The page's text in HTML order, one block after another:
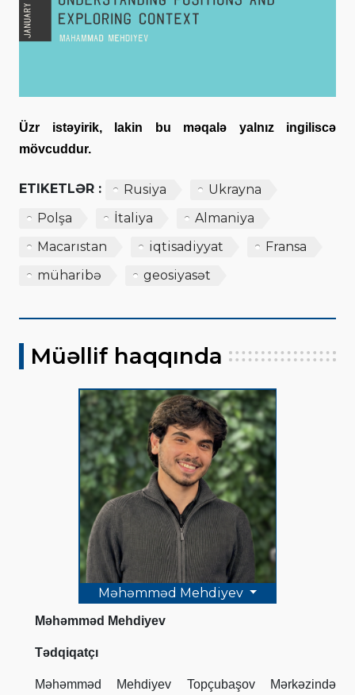
Üzr istəyirik, lakin bu məqalə yalnız ingiliscə
mövcuddur.
ETIKETLƏR : Rusiya
Ukrayna
Polşa
İtaliya
Almaniya
Macarıstan
iqtisadiyyat
Fransa
müharibə
geosiyasət
Müəllif haqqında
Məhəmməd Mehdiyev
Məhəmməd Mehdiyev
Tədqiqatçı
Məhəmməd Mehdiyev Topçubaşov Mərkəzində